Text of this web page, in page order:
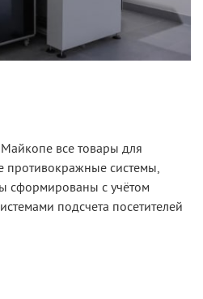
все товары для
противокражные системы,
сформированы с учётом
подсчета посетителей